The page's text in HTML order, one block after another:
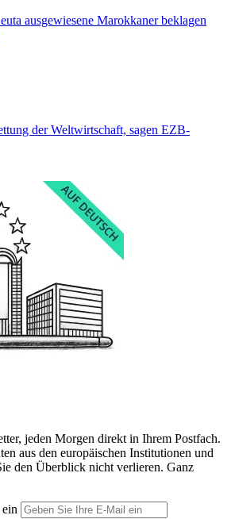
ausgewiesene Marokkaner beklagen
der Weltwirtschaft, sagen EZB-
jeden Morgen direkt in Ihrem Postfach.
aus den europäischen Institutionen und
den Überblick nicht verlieren. Ganz